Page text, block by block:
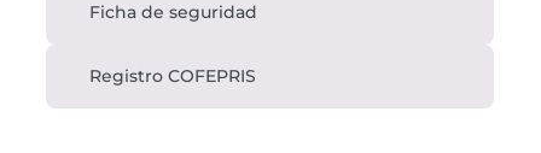
Ficha de seguridad
Registro COFEPRIS